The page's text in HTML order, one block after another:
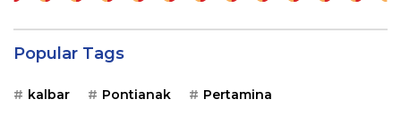
Popular Tags
kalbar Pontianak Pertamina